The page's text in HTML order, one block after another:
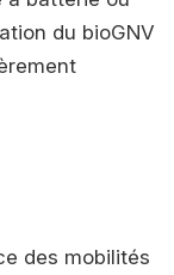
du bioGNV
des mobilités